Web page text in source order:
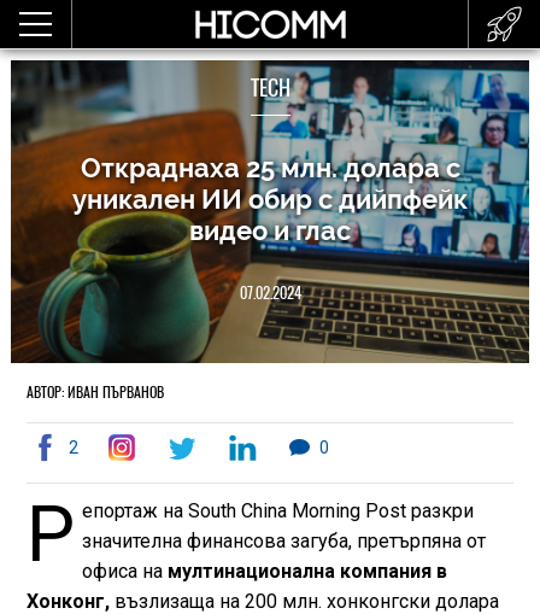
TECH
Откраднаха 25 млн. долара с
уникален ИИ обир с дийпфейк
видео и глас
07.02.2024
АВТОР: ИВАН ПЪРВАНОВ
2 0
Р епортаж на South China Morning Post разкри
значителна финансова загуба, претърпяна от
офиса на мултинационална компания в
Хонконг,възлизаща на 200 млн. хонконгски долара